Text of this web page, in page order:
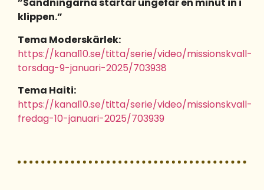
”Sändningarna startar ungefär en minut in i
klippen.”
Tema Moderskärlek:
https://kanal10.se/titta/serie/video/missionskvall-
torsdag-9-januari-2025/703938
Tema Haiti:
https://kanal10.se/titta/serie/video/missionskvall-
fredag-10-januari-2025/703939